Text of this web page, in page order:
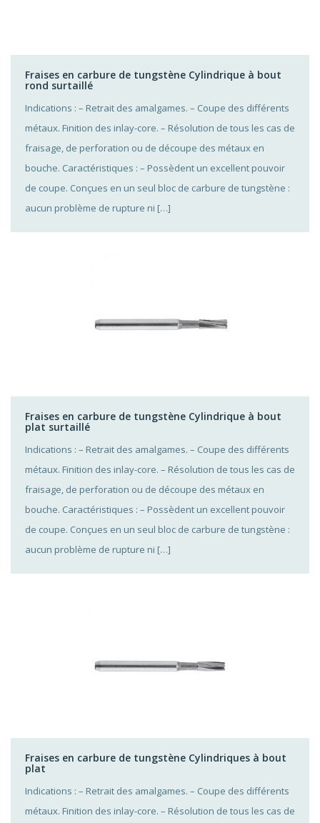
Fraises en carbure de tungstène Cylindrique à bout
rond surtaillé
Indications : – Retrait des amalgames. – Coupe des différents
métaux. Finition des inlay-core. – Résolution de tous les cas de
fraisage, de perforation ou de découpe des métaux en
bouche. Caractéristiques : – Possèdent un excellent pouvoir
de coupe. Conçues en un seul bloc de carbure de tungstène :
aucun problème de rupture ni […]
Fraises en carbure de tungstène Cylindrique à bout
plat surtaillé
Indications : – Retrait des amalgames. – Coupe des différents
métaux. Finition des inlay-core. – Résolution de tous les cas de
fraisage, de perforation ou de découpe des métaux en
bouche. Caractéristiques : – Possèdent un excellent pouvoir
de coupe. Conçues en un seul bloc de carbure de tungstène :
aucun problème de rupture ni […]
Fraises en carbure de tungstène Cylindriques à bout
plat
Indications : – Retrait des amalgames. – Coupe des différents
métaux. Finition des inlay-core. – Résolution de tous les cas de